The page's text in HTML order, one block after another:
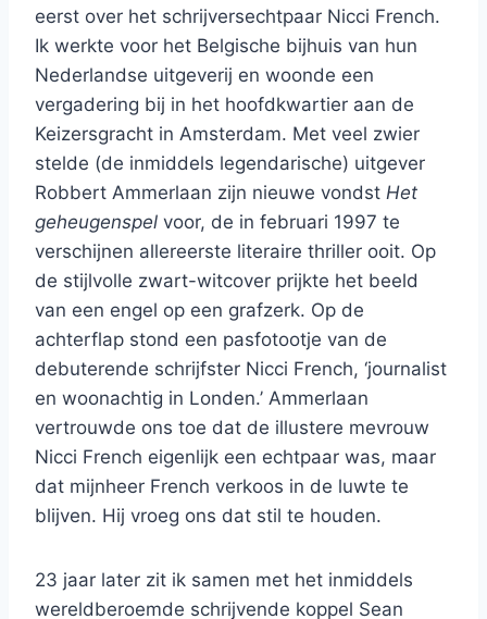
eerst over het schrijversechtpaar Nicci French.
Ik werkte voor het Belgische bijhuis van hun
Nederlandse uitgeverij en woonde een
vergadering bij in het hoofdkwartier aan de
Keizersgracht in Amsterdam. Met veel zwier
stelde (de inmiddels legendarische) uitgever
Robbert Ammerlaan zijn nieuwe vondst Het
geheugenspel voor, de in februari 1997 te
verschijnen allereerste literaire thriller ooit. Op
de stijlvolle zwart-witcover prijkte het beeld
van een engel op een grafzerk. Op de
achterflap stond een pasfotootje van de
debuterende schrijfster Nicci French, ‘journalist
en woonachtig in Londen.’ Ammerlaan
vertrouwde ons toe dat de illustere mevrouw
Nicci French eigenlijk een echtpaar was, maar
dat mijnheer French verkoos in de luwte te
blijven. Hij vroeg ons dat stil te houden.
23 jaar later zit ik samen met het inmiddels
wereldberoemde schrijvende koppel Sean